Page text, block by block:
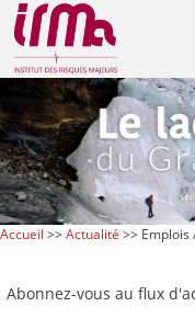
Accueil >>Actualité >> Emplois
Abonnez-vous au flux